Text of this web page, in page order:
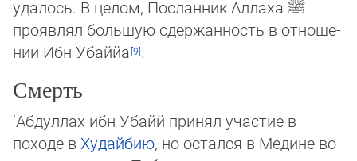
удалось. В целом, Посланник Аллаха ﷺ
проявлял большую сдержанность в отно­ше­
нии Ибн Убаййа
.
Смерть
‘Абдуллах ибн Убайй принял участие в
походе в Худайбию, но остался в Медине во